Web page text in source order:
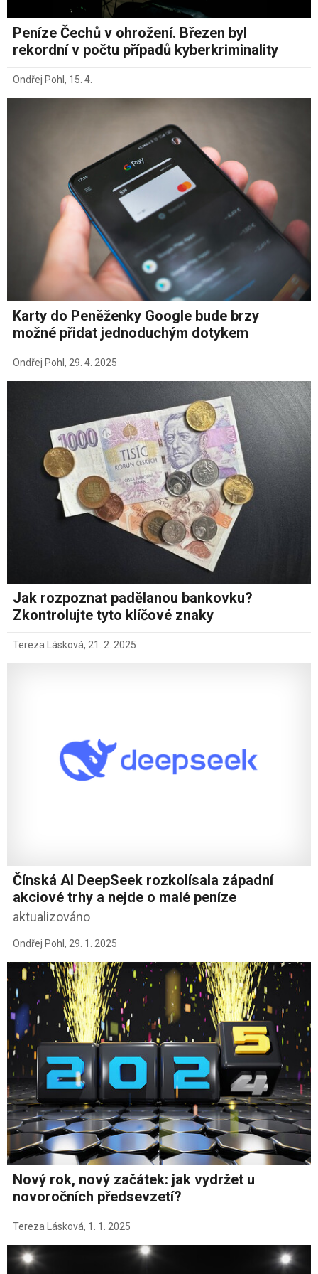
Peníze Čechů v ohrožení. Březen byl
rekordní v počtu případů kyberkriminality
Ondřej Pohl , 15. 4.
Karty do Peněženky Google bude brzy
možné přidat jednoduchým dotykem
Ondřej Pohl , 29. 4. 2025
Jak rozpoznat padělanou bankovku?
Zkontrolujte tyto klíčové znaky
Tereza Lásková, 21. 2. 2025
Čínská AI DeepSeek rozkolísala západní
akciové trhy a nejde o malé peníze
aktualizováno
Ondřej Pohl , 29. 1. 2025
Nový rok, nový začátek: jak vydržet u
novoročních předsevzetí?
Tereza Lásková, 1. 1. 2025